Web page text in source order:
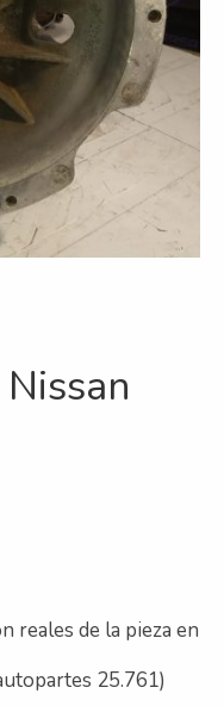
reales de la pieza en
25.761)